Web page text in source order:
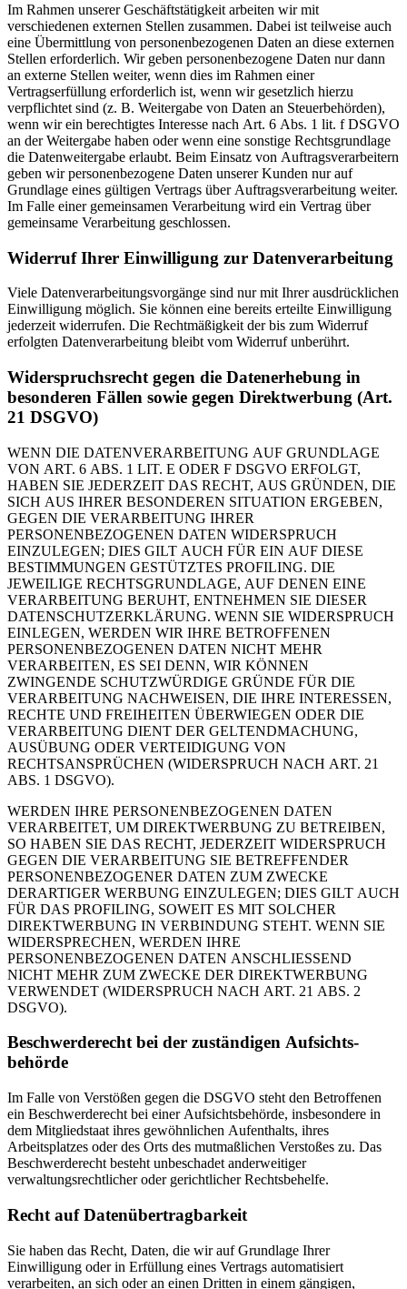
Im Rahmen unserer Geschäftstätigkeit arbeiten wir mit
verschiedenen externen Stellen zusammen. Dabei ist teilweise auch
eine Übermittlung von personenbezogenen Daten an diese externen
Stellen erforderlich. Wir geben personenbezogene Daten nur dann
an externe Stellen weiter, wenn dies im Rahmen einer
Vertragserfüllung erforderlich ist, wenn wir gesetzlich hierzu
verpflichtet sind (z. B. Weitergabe von Daten an Steuerbehörden),
wenn wir ein berechtigtes Interesse nach Art. 6 Abs. 1 lit. f DSGVO
an der Weitergabe haben oder wenn eine sonstige Rechtsgrundlage
die Datenweitergabe erlaubt. Beim Einsatz von Auftragsverarbeitern
geben wir personenbezogene Daten unserer Kunden nur auf
Grundlage eines gültigen Vertrags über Auftragsverarbeitung weiter.
Im Falle einer gemeinsamen Verarbeitung wird ein Vertrag über
gemeinsame Verarbeitung geschlossen.
Widerruf Ihrer Einwilligung zur Datenverarbeitung
Viele Datenverarbeitungsvorgänge sind nur mit Ihrer ausdrücklichen
Einwilligung möglich. Sie können eine bereits erteilte Einwilligung
jederzeit widerrufen. Die Rechtmäßigkeit der bis zum Widerruf
erfolgten Datenverarbeitung bleibt vom Widerruf unberührt.
Widerspruchsrecht gegen die Datenerhebung in
besonderen Fällen sowie gegen Direktwerbung (Art.
21 DSGVO)
WENN DIE DATENVERARBEITUNG AUF GRUNDLAGE
VON ART. 6 ABS. 1 LIT. E ODER F DSGVO ERFOLGT,
HABEN SIE JEDERZEIT DAS RECHT, AUS GRÜNDEN, DIE
SICH AUS IHRER BESONDEREN SITUATION ERGEBEN,
GEGEN DIE VERARBEITUNG IHRER
PERSONENBEZOGENEN DATEN WIDERSPRUCH
EINZULEGEN; DIES GILT AUCH FÜR EIN AUF DIESE
BESTIMMUNGEN GESTÜTZTES PROFILING. DIE
JEWEILIGE RECHTSGRUNDLAGE, AUF DENEN EINE
VERARBEITUNG BERUHT, ENTNEHMEN SIE DIESER
DATENSCHUTZERKLÄRUNG. WENN SIE WIDERSPRUCH
EINLEGEN, WERDEN WIR IHRE BETROFFENEN
PERSONENBEZOGENEN DATEN NICHT MEHR
VERARBEITEN, ES SEI DENN, WIR KÖNNEN
ZWINGENDE SCHUTZWÜRDIGE GRÜNDE FÜR DIE
VERARBEITUNG NACHWEISEN, DIE IHRE INTERESSEN,
RECHTE UND FREIHEITEN ÜBERWIEGEN ODER DIE
VERARBEITUNG DIENT DER GELTENDMACHUNG,
AUSÜBUNG ODER VERTEIDIGUNG VON
RECHTSANSPRÜCHEN (WIDERSPRUCH NACH ART. 21
ABS. 1 DSGVO).
WERDEN IHRE PERSONENBEZOGENEN DATEN
VERARBEITET, UM DIREKTWERBUNG ZU BETREIBEN,
SO HABEN SIE DAS RECHT, JEDERZEIT WIDERSPRUCH
GEGEN DIE VERARBEITUNG SIE BETREFFENDER
PERSONENBEZOGENER DATEN ZUM ZWECKE
DERARTIGER WERBUNG EINZULEGEN; DIES GILT AUCH
FÜR DAS PROFILING, SOWEIT ES MIT SOLCHER
DIREKTWERBUNG IN VERBINDUNG STEHT. WENN SIE
WIDERSPRECHEN, WERDEN IHRE
PERSONENBEZOGENEN DATEN ANSCHLIESSEND
NICHT MEHR ZUM ZWECKE DER DIREKTWERBUNG
VERWENDET (WIDERSPRUCH NACH ART. 21 ABS. 2
DSGVO).
Beschwerde­recht bei der zuständigen Aufsichts­
behörde
Im Falle von Verstößen gegen die DSGVO steht den Betroffenen
ein Beschwerderecht bei einer Aufsichtsbehörde, insbesondere in
dem Mitgliedstaat ihres gewöhnlichen Aufenthalts, ihres
Arbeitsplatzes oder des Orts des mutmaßlichen Verstoßes zu. Das
Beschwerderecht besteht unbeschadet anderweitiger
verwaltungsrechtlicher oder gerichtlicher Rechtsbehelfe.
Recht auf Daten­übertrag­barkeit
Sie haben das Recht, Daten, die wir auf Grundlage Ihrer
Einwilligung oder in Erfüllung eines Vertrags automatisiert
verarbeiten, an sich oder an einen Dritten in einem gängigen,